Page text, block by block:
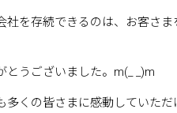
社を存続できるのは、お客さ
とうございました。m(_ _)m
多くの皆さまに感動していた